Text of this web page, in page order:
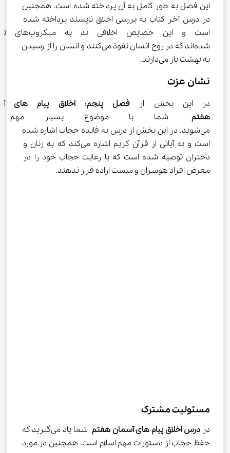
این فصل به طور کامل به آن پرداخته شده است. همچنین
در درس آخر کتاب به بررسی اخلاق ناپسند پرداخته شده
است و این خصایص اخلاقی بد
شده‌اند که در روح انسان نفوذ می‌کنند و انسان را از رسیدن
به بهشت باز می‌دارند.
نشان عزت
در این بخش از
فصل پنجم: اخلاق
هفتم شما با موضوع بسیار مهم
می‌شوید. در این بخش از درس به فایده حجاب اشاره شده
است و به آیاتی از قرآن کریم اشاره می‌کند که به زنان و
دختران توصیه شده است که با رعایت حجاب خود را در
معرض افراد هوسران و سست اراده قرار ندهند.
مسئولیت مشترک
در درس اخلاق پیام‌ های آسمان هفتم
شما یاد می‌گیرید که
حفظ حجاب از دستورات مهم اسلام است. همچنین در مورد